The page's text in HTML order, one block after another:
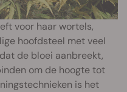
voor haar wortels,
hoofdsteel met veel
de bloei aanbreekt,
om de hoogte tot
is het